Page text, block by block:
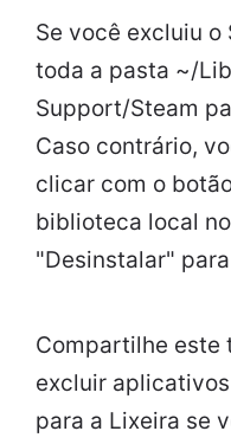
Se você excluiu
toda a pasta ~/
Support/Steam
Caso contrário,
clicar com o
biblioteca local
"Desinstalar"
Compartilhe este
excluir
para a Lixeira se